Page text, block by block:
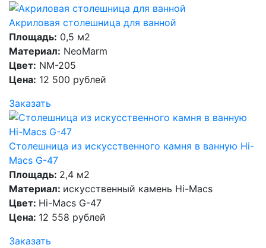
Акриловая столешница для ванной
Площадь: 0,5 м2
Материал: NeoMarm
Цвет: NM-205
Цена: 12 500 рублей
Заказать
Столешница из искусственного камня в ванную Hi-
Macs G-47
Площадь: 2,4 м2
Материал: искусственный камень Hi-Macs
Цвет: Hi-Macs G-47
Цена: 12 558 рублей
Заказать